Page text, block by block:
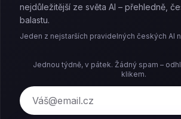
nejdůležitější ze světa AI – přehledně,
balastu.
Jeden z nejstarších pravidelných českých AI
Jednou týdně, v pátek. Žádný spam –
klikem.
E-mail